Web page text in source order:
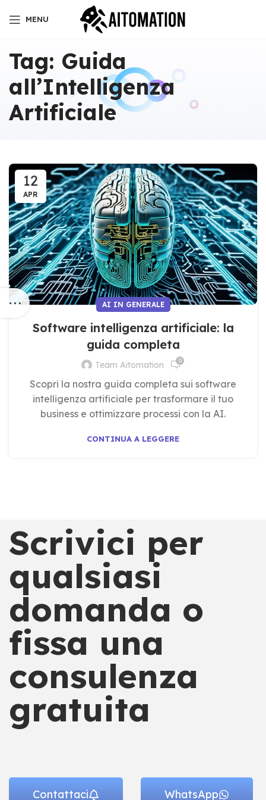
MENU
Tag: Guida
all’Intelligenza
Artificiale
12
APR
AI IN GENERALE
Software intelligenza artificiale: la
guida completa
Team Aitomation 0
Scopri la nostra guida completa sui software
intelligenza artificiale per trasformare il tuo
business e ottimizzare processi con la AI.
CONTINUA A LEGGERE
Scrivici per
qualsiasi
domanda o
fissa una
consulenza
gratuita
Contattaci WhatsApp